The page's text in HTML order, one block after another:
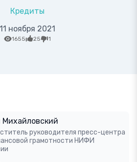
Кредиты
11 ноября 2021
1655 25 1
руководителя пресс-центра
грамотности НИФИ